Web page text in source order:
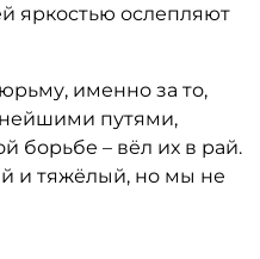
яркостью ослепляют
именно за то,
путями,
борьбе – вёл их в рай.
и тяжёлый, но мы не